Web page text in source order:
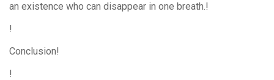
an existence who can disappear in one breath.!
!
Conclusion!
!